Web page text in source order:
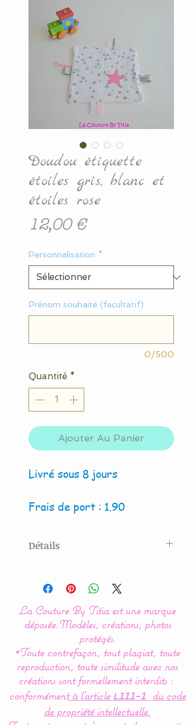
Doudou étiquette
étoiles gris, blanc et
étoiles rose
12,00 €Prix
Personnalisation *
Prénom souhaité (facultatif)
0/500
Quantité *
Ajouter Au Panier
Livré sous 8 jours
Frais de port : 1.90
Détails
By Titia
Les rubans de différentes
couleurs et matières
permettent de développer
les sens de bébé.
Le doudou est doublé de
polaire pour une douceur
La Couture By Titia est une marque
déposée.Modèles, créations, photos
protégés.
*Toute contrefaçon, tout plagiat, toute
reproduction, toute similitude avec nos
créations sont formellement interdits :
conformémentà l’article L111-1
du code
de propriété intellectuelle.